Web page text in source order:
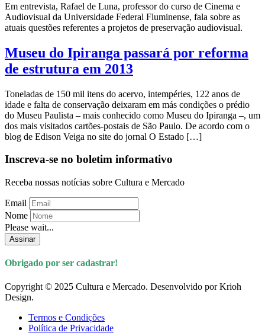
Em entrevista, Rafael de Luna, professor do curso de Cinema e
Audiovisual da Universidade Federal Fluminense, fala sobre as
atuais questões referentes a projetos de preservação audiovisual.
Museu do Ipiranga passará por reforma
de estrutura em 2013
Toneladas de 150 mil itens do acervo, intempéries, 122 anos de
idade e falta de conservação deixaram em más condições o prédio
do Museu Paulista – mais conhecido como Museu do Ipiranga –, um
dos mais visitados cartões-postais de São Paulo. De acordo com o
blog de Edison Veiga no site do jornal O Estado […]
Inscreva-se no boletim informativo
Receba nossas notícias sobre Cultura e Mercado
Email
Nome
Please wait...
Assinar
Obrigado por ser cadastrar!
Copyright © 2025 Cultura e Mercado. Desenvolvido por Krioh
Design.
Termos e Condições
Política de Privacidade